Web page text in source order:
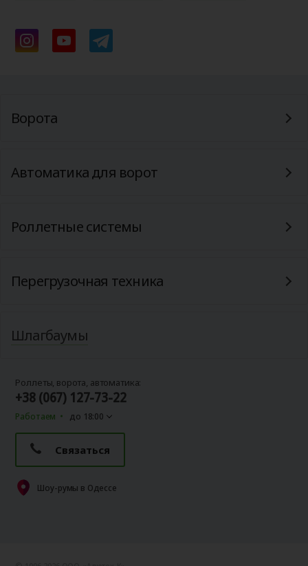
Ворота
Автоматика для ворот
Роллетные системы
Перегрузочная техника
Шлагбаумы
Роллеты, ворота, автоматика:
+38 (067) 127-73-22
Работаем до 18:00
Связаться
Шоу-румы в Одессе